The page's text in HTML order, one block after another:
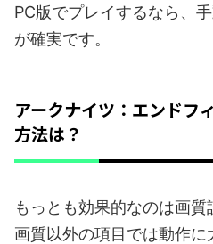
PC版でプレイするなら、
が確実です。
アークナイツ：エンドフ
方法は？
もっとも効果的なのは画質
画質以外の項目では動作